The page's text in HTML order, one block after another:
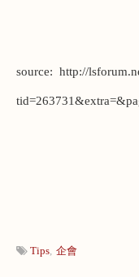
source: http://
Tips 企會